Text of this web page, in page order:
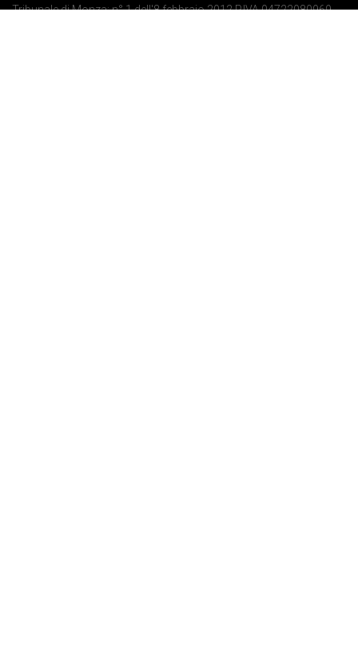
Tribunale di Monza: n° 1 dell'8 febbraio 2012 P.IVA 04722080969 -